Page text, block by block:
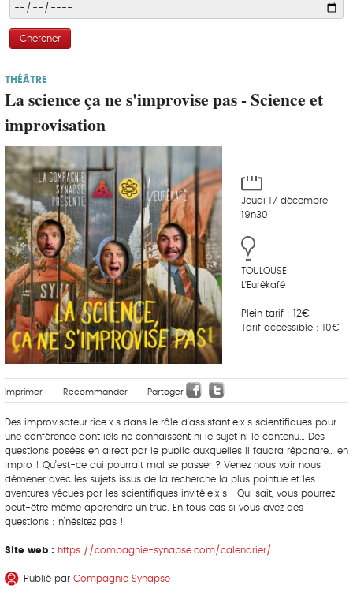
Chercher
THÉÂTRE
La science ça ne s'improvise pas - Science et
improvisation
Jeudi 17 décembre
19h30
TOULOUSE
L'Eurêkafé
Plein tarif : 12€
Tarif accessible : 10€
Imprimer Recommander Partager
Des improvisateur·rice·x·s dans le rôle d’assistant·e·x·s scientifiques pour
une conférence dont iels ne connaissent ni le sujet ni le contenu… Des
questions posées en direct par le public auxquelles il faudra répondre… en
impro ! Qu’est-ce qui pourrait mal se passer ? Venez nous voir nous
démener avec les sujets issus de la recherche la plus pointue et les
aventures vécues par les scientifiques invité·e·x·s ! Qui sait, vous pourrez
peut-être même apprendre un truc. En tous cas si vous avez des
questions : n’hésitez pas !
Site web : https://compagnie-synapse.com/calendrier/
Publié par Compagnie Synapse